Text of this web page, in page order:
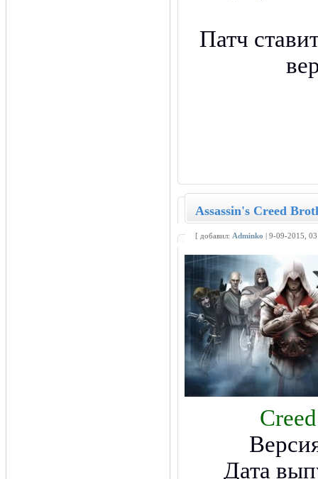
Патч
Assassin's Creed
[ добавил: Adminko | 9-09-2015,
Дата